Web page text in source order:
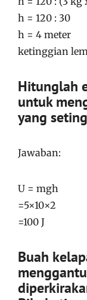
h = 120 : 30
h = 4 meter
ketinggian
Hitunglah
untuk
yang
Jawaban:
U = mgh
=5×10×2
=100 J
Buah